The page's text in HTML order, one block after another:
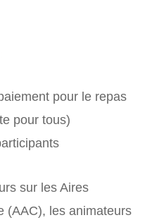
pour le repas
pour tous)
sur les Aires
(AAC), les animateurs